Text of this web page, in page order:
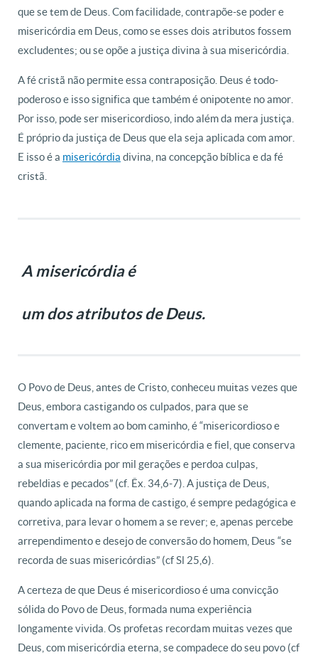
que se tem de Deus. Com facilidade, contrapõe-se poder e
misericórdia em Deus, como se esses dois atributos fossem
excludentes; ou se opõe a justiça divina à sua misericórdia.
A fé cristã não permite essa contraposição. Deus é todo-
poderoso e isso significa que também é onipotente no amor.
Por isso, pode ser misericordioso, indo além da mera justiça.
É próprio da justiça de Deus que ela seja aplicada com amor.
E isso é a misericórdia divina, na concepção bíblica e da fé
cristã.
A misericórdia é
um dos atributos de Deus.
O Povo de Deus, antes de Cristo, conheceu muitas vezes que
Deus, embora castigando os culpados, para que se
convertam e voltem ao bom caminho, é “misericordioso e
clemente, paciente, rico em misericórdia e fiel, que conserva
a sua misericórdia por mil gerações e perdoa culpas,
rebeldias e pecados” (cf. Êx. 34,6-7). A justiça de Deus,
quando aplicada na forma de castigo, é sempre pedagógica e
corretiva, para levar o homem a se rever; e, apenas percebe
arrependimento e desejo de conversão do homem, Deus “se
recorda de suas misericórdias” (cf Sl 25,6).
A certeza de que Deus é misericordioso é uma convicção
sólida do Povo de Deus, formada numa experiência
longamente vivida. Os profetas recordam muitas vezes que
Deus, com misericórdia eterna, se compadece do seu povo (cf